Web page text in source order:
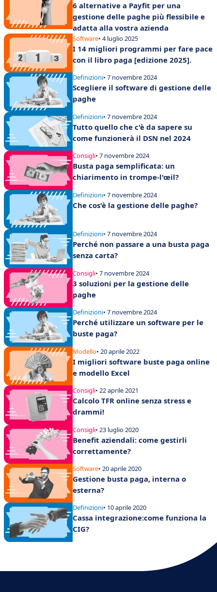
6 alternative a Payfit per una
gestione delle paghe più flessibile e
adatta alla vostra azienda
Software• 4 luglio 2025
I 14 migliori programmi per fare pace
con il libro paga [edizione 2025].
Definizioni• 7 novembre 2024
Scegliere il software di gestione delle
paghe
Definizioni• 7 novembre 2024
Tutto quello che c'è da sapere su
come funzionerà il DSN nel 2024
Consigli• 7 novembre 2024
Busta paga semplificata: un
chiarimento in trompe-l'œil?
Definizioni• 7 novembre 2024
Che cos'è la gestione delle paghe?
Definizioni• 7 novembre 2024
Perché non passare a una busta paga
senza carta?
Consigli• 7 novembre 2024
3 soluzioni per la gestione delle
paghe
Definizioni• 7 novembre 2024
Perché utilizzare un software per le
buste paga?
Modello• 20 aprile 2022
I migliori software buste paga online
e modello Excel
Consigli• 22 aprile 2021
Calcolo TFR online senza stress e
drammi!
Consigli• 23 luglio 2020
Benefit aziendali: come gestirli
correttamente?
Software• 20 aprile 2020
Gestione busta paga, interna o
esterna?
Definizioni• 10 aprile 2020
Cassa integrazione:come funziona la
CIG?